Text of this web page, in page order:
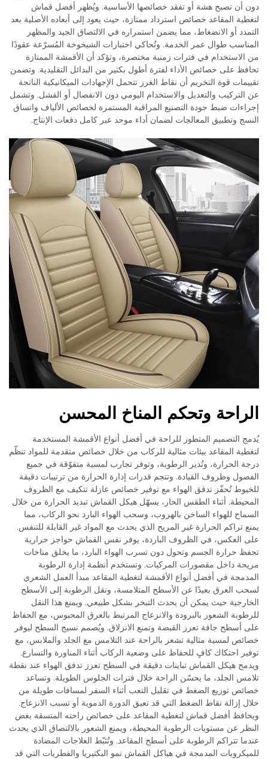
دون أن تصبح هشة أو تفقد خصائصها الأساسية. ويُظهر أفضل قماش
لتغطية المقاعد خصائص استرداد ممتازة، حيث يعود إلى أبعاده الأصلية بعد
التمدد أو الانضغاط، مما يضمن استمراره في الالتصاق الجيد والمظهر
المناسب طوال عمر الخدمة. وتُحاكي اختبارات الشيخوخة المُسرّعة عقودًا
من الاستخدام في فترات زمنية مختصرة، وتؤكد أن الأقمشة الممتازة
تحافظ على خصائص الأداء لفترة أطول بكثير من البدائل التقليدية. وتضمن
تقييمات قوة التخريم أن نقاط الغرز تتحمل الإجهادات الميكانيكية الناتجة
عن التركيب والتعديل والاستخدام اليومي دون الانفصال أو الفشل. وتشمل
إجراءات ضبط جودة التصنيع المراقبة المستمرة لخصائص الألياف واتساق
النسج وتطبيق المعالجات لضمان أداء موحد عبر كامل دفعات الإنتاج.
الراحة وتحكم المناخ المحسن
يُدمج التصميم المتطور للراحة في أفضل أنواع الأقمشة المستخدمة
لتغطية المقاعد بيئات مثالية للركاب من خلال خصائص متقدمة للمواد تنظّم
درجة الحرارة، وتُدير الرطوبة، وتوفر تجارب لمسية متفوّقة في جميع
الفصول وظروف القيادة. وتنجم قدرات إدارة الحرارة من ترتيبات دقيقة
للخيوط تُحفّز تدفق الهواء مع توفير خصائص عازلة تتكيف مع الظروف
المحيطة. أثناء الطقس الحار، يسهّل هيكل القماش تبديد الحرارة من خلال
السماح للهواء الساخن بالهروب، وسحب الهواء البارد نحو الركاب، مما
يمنع تراكم الحرارة غير المريح الذي يحدث مع المواد غير القابلة للتنفس.
على العكس، في الظروف الباردة، يوفر نفس القماش حواجز حرارية
تحفظ حرارة الجسم وتحول دون تسرب الهواء البارد، ما يخلق مناخات
مريحة داخل مقصورات المركبات. وتستخدم أنظمة إدارة الرطوبة
المدمجة في أفضل أنواع الأقمشة لتغطية المقاعد مبدأ العمل الشعري
لسحب العرق بعيدًا عن الأسطح المتلامسة، ونقل الرطوبة إلى الأسطح
الخارجية حيث يمكن أن يحدث التبخر بشكل طبيعي. ويمنع هذا النقل
للرطوبة الشعور بالبرودة والانزعاج المرتبط بالعرق المحبوس، مع الحفاظ
على أسطح جافة تعزز القبضة وتمنع الانزلاق. ويُصمم نسيج السطح ليوفر
خصائص لمسية مثالية تشعر بالراحة عند التلامس مع الجلد والملابس، مع
توفير احتكاك كافٍ للحفاظ على وضعية الركاب أثناء المناورة والتسارع.
ويدمج هيكل القماش تباينات دقيقة في السطح تعزز تدفق الهواء عند نقطة
تلامس الجلد، ما يحسّن الراحة خلال فترات الجلوس الطويلة. وتساعد
خصائص توزيع الضغط في تقليل التعب أثناء السفر لمسافات طويلة من
خلال إزالة نقاط الضغط التي قد تعيق الدورة الدموية أو تسبب الانزعاج.
ويحافظ أفضل قماش لتغطية المقاعد على خصائص راحته المتسقة بغض
النظر عن مستويات الرطوبة المحيطة، ويمنع الشعور بالالتصاق الذي يحدث
عندما تتراكم الرطوبة على أسطح المقاعد. وتُثبّط العلاجات المضادة
للميكروبات المدمجة في هياكل القماش نمو البكتيريا والفطريات التي قد